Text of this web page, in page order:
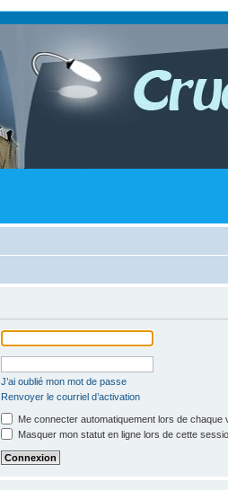
J’ai oublié mon mot de passe
Renvoyer le courriel d’activation
Me connecter automatiquement lors de chaque
Masquer mon statut en ligne lors de cette